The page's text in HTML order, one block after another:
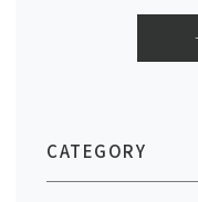
CATEGORY